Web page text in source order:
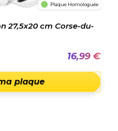
Plaque Homologuée
27,5x20 cm Corse-du-
16,99 €
plaque